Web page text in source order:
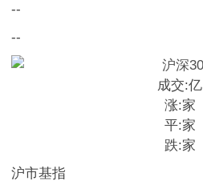
--
--
成交:亿
涨:家
平:家
跌:家
沪市基指